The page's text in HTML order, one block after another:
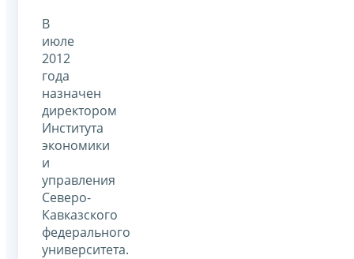
В
июле
2012
года
назначен
директором
Института
экономики
и
управления
Северо-
Кавказского
федерального
университета.